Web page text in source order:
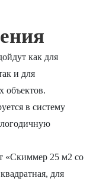
как для
и для
объектов.
в систему
«Скиммер 25 м2 со
для